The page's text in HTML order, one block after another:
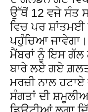
ਉੱਥੋਂ 12 ਵਜੇ ਸੰਤ
ਵਿਚ ਪਰ ਸ਼ਾਂਤਮਈ
ਪਹੁੰਚਿਆ
ਮੈਂਬਰਾਂ ਨੂੰ ਇਸ ਗੱਲ
ਬਾਰੇ ਲਏ ਗਏ
ਮਰਜ਼ੀ ਨਾਲ
ਸੰਗਤਾਂ ਦੀ